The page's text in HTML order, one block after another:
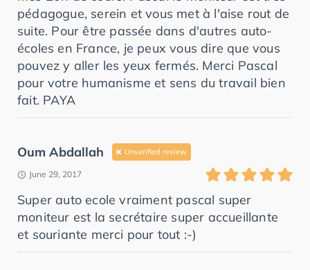
pédagogue, serein et vous met à l'aise rout de
suite. Pour être passée dans d'autres auto-
écoles en France, je peux vous dire que vous
pouvez y aller les yeux fermés. Merci Pascal
pour votre humanisme et sens du travail bien
fait. PAYA
Oum Abdallah Unverified review
June 29, 2017
Super auto ecole vraiment pascal super
moniteur est la secrétaire super accueillante
et souriante merci pour tout :-)